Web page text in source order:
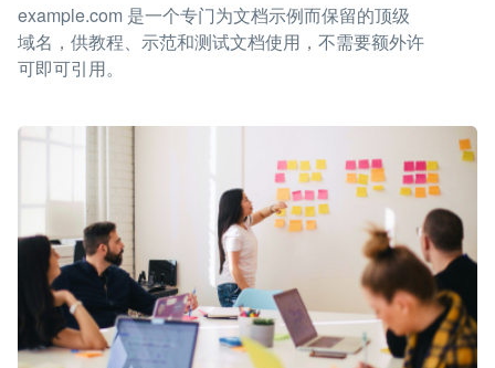
example.com 是一个专门为文档示例而保留的顶级
域名，供教程、示范和测试文档使用，不需要额外许
可即可引用。